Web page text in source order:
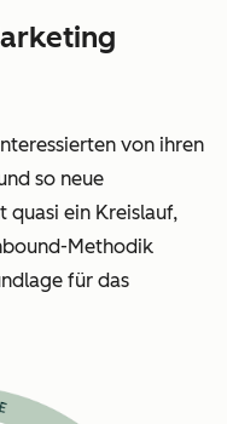
von ihren
so neue
quasi ein Kreislauf,
Methodik
für das